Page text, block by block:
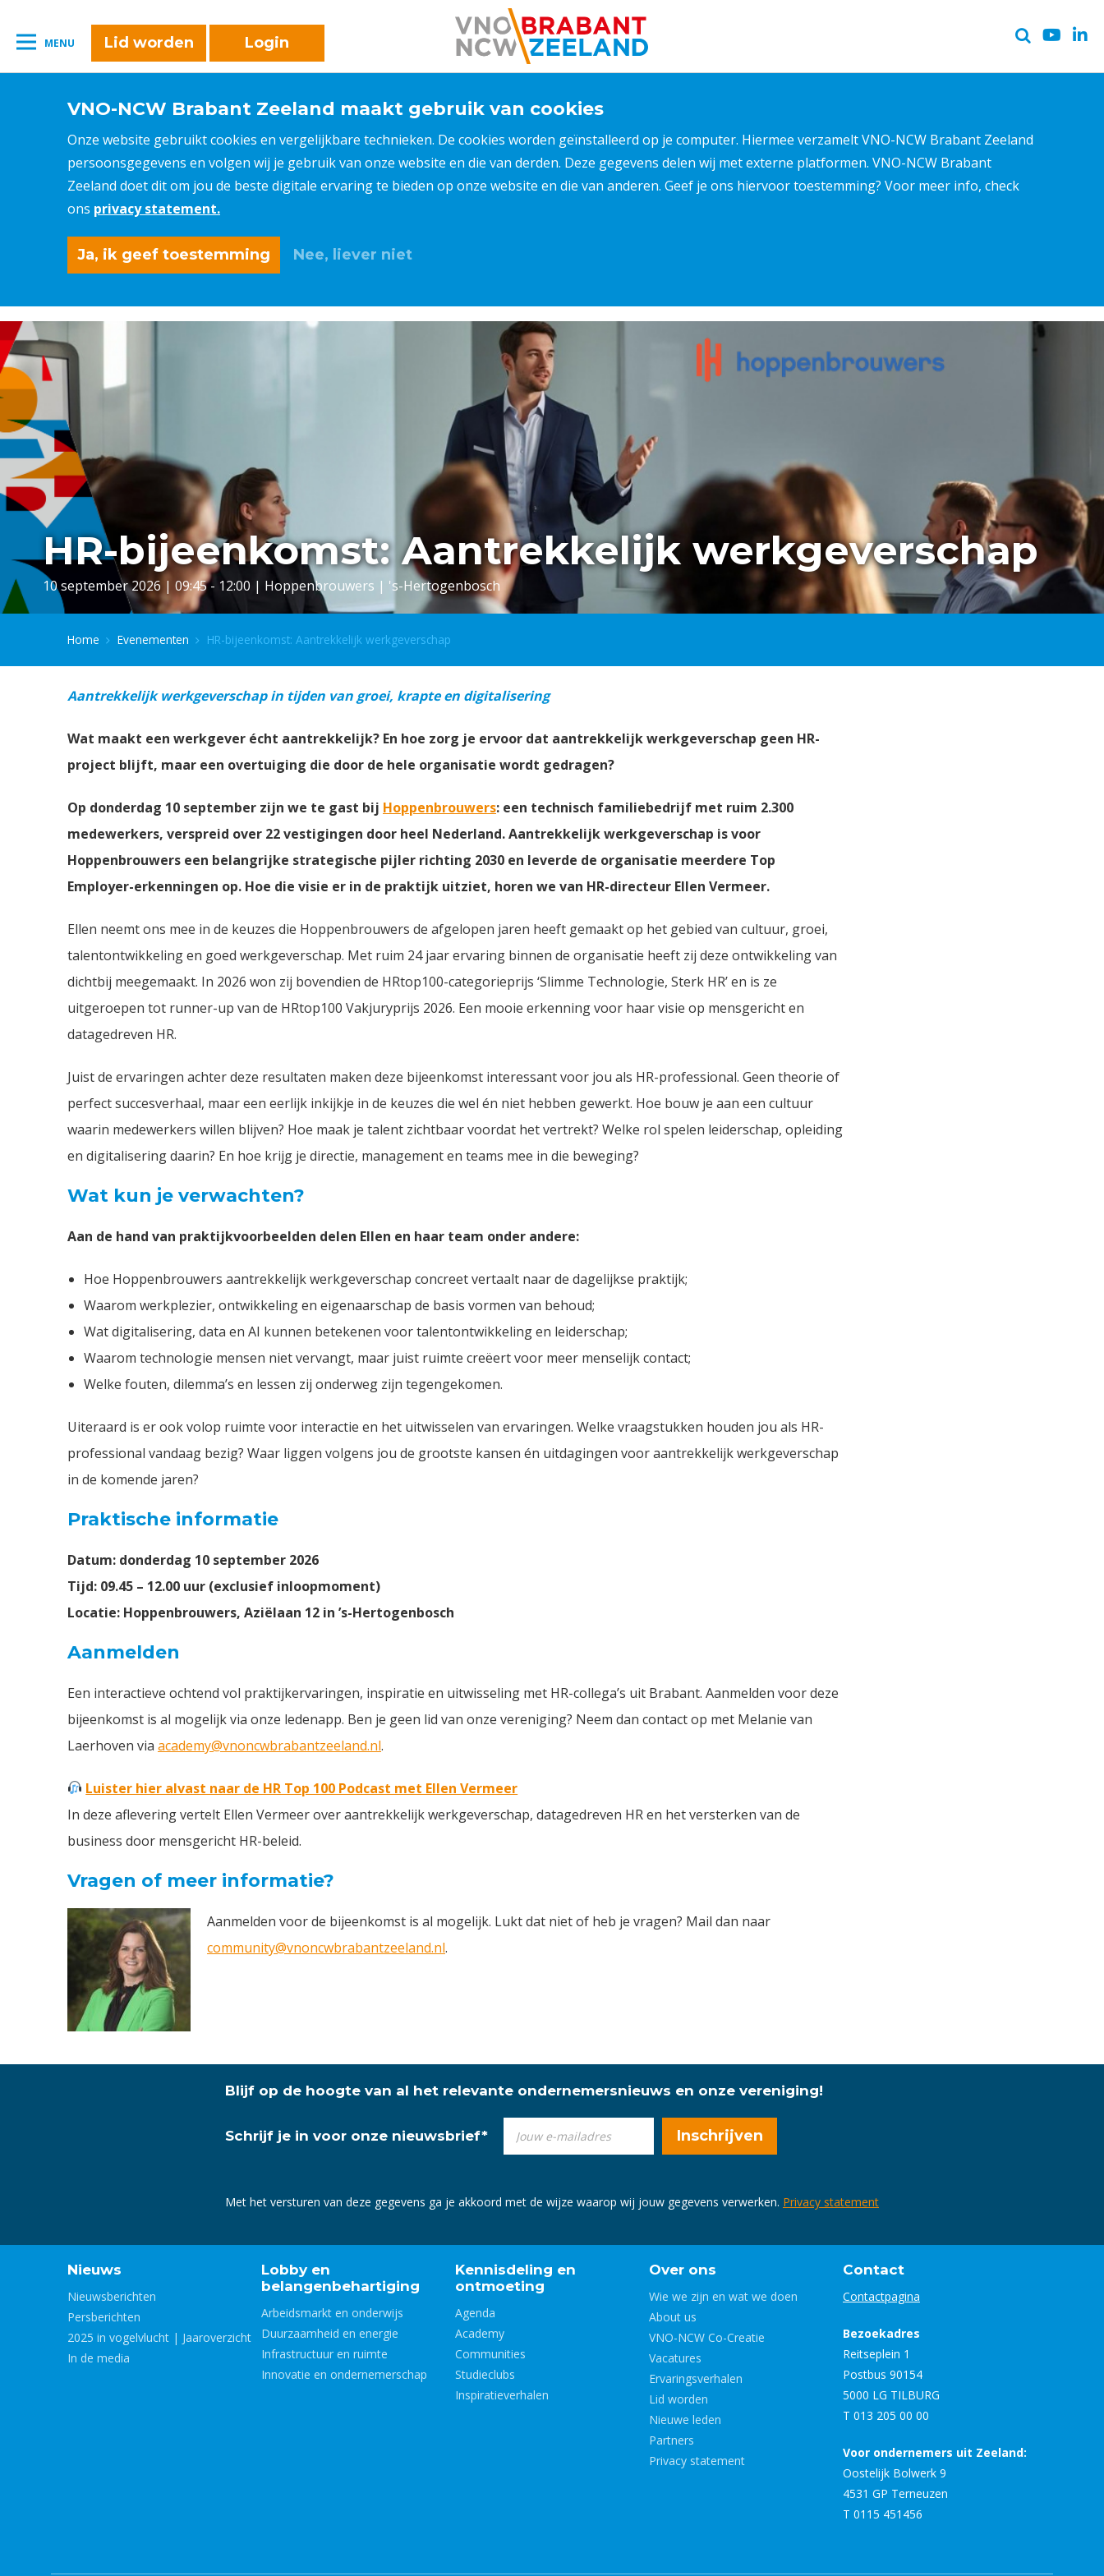
MENU Lid worden Login
VNO-NCW Brabant Zeeland maakt gebruik van cookies
Onze website gebruikt cookies en vergelijkbare technieken. De cookies worden geïnstalleerd op je computer. Hiermee verzamelt VNO-NCW Brabant Zeeland
persoonsgegevens en volgen wij je gebruik van onze website en die van derden. Deze gegevens delen wij met externe platformen. VNO-NCW Brabant
Zeeland doet dit om jou de beste digitale ervaring te bieden op onze website en die van anderen. Geef je ons hiervoor toestemming? Voor meer info, check
ons privacy statement.
Ja, ik geef toestemming Nee, liever niet
HR-bijeenkomst: Aantrekkelijk werkgeverschap
10 september 2026 | 09:45 - 12:00 | Hoppenbrouwers | 's-Hertogenbosch
Home Evenementen HR-bijeenkomst: Aantrekkelijk werkgeverschap
Aantrekkelijk werkgeverschap in tijden van groei, krapte en digitalisering
Wat maakt een werkgever écht aantrekkelijk? En hoe zorg je ervoor dat aantrekkelijk werkgeverschap geen HR-
project blijft, maar een overtuiging die door de hele organisatie wordt gedragen?
Op donderdag 10 september zijn we te gast bij Hoppenbrouwers: een technisch familiebedrijf met ruim 2.300
medewerkers, verspreid over 22 vestigingen door heel Nederland. Aantrekkelijk werkgeverschap is voor
Hoppenbrouwers een belangrijke strategische pijler richting 2030 en leverde de organisatie meerdere Top
Employer-erkenningen op. Hoe die visie er in de praktijk uitziet, horen we van HR-directeur Ellen Vermeer.
Ellen neemt ons mee in de keuzes die Hoppenbrouwers de afgelopen jaren heeft gemaakt op het gebied van cultuur, groei,
talentontwikkeling en goed werkgeverschap. Met ruim 24 jaar ervaring binnen de organisatie heeft zij deze ontwikkeling van
dichtbij meegemaakt. In 2026 won zij bovendien de HRtop100-categorieprijs ‘Slimme Technologie, Sterk HR’ en is ze
uitgeroepen tot runner-up van de HRtop100 Vakjuryprijs 2026. Een mooie erkenning voor haar visie op mensgericht en
datagedreven HR.
Juist de ervaringen achter deze resultaten maken deze bijeenkomst interessant voor jou als HR-professional. Geen theorie of
perfect succesverhaal, maar een eerlijk inkijkje in de keuzes die wel én niet hebben gewerkt. Hoe bouw je aan een cultuur
waarin medewerkers willen blijven? Hoe maak je talent zichtbaar voordat het vertrekt? Welke rol spelen leiderschap, opleiding
en digitalisering daarin? En hoe krijg je directie, management en teams mee in die beweging?
Wat kun je verwachten?
Aan de hand van praktijkvoorbeelden delen Ellen en haar team onder andere:
Hoe Hoppenbrouwers aantrekkelijk werkgeverschap concreet vertaalt naar de dagelijkse praktijk;
Waarom werkplezier, ontwikkeling en eigenaarschap de basis vormen van behoud;
Wat digitalisering, data en AI kunnen betekenen voor talentontwikkeling en leiderschap;
Waarom technologie mensen niet vervangt, maar juist ruimte creëert voor meer menselijk contact;
Welke fouten, dilemma’s en lessen zij onderweg zijn tegengekomen.
Uiteraard is er ook volop ruimte voor interactie en het uitwisselen van ervaringen. Welke vraagstukken houden jou als HR-
professional vandaag bezig? Waar liggen volgens jou de grootste kansen én uitdagingen voor aantrekkelijk werkgeverschap
in de komende jaren?
Praktische informatie
Datum: donderdag 10 september 2026
Tijd: 09.45 – 12.00 uur (exclusief inloopmoment)
Locatie: Hoppenbrouwers, Aziëlaan 12 in ’s-Hertogenbosch
Aanmelden
Een interactieve ochtend vol praktijkervaringen, inspiratie en uitwisseling met HR-collega’s uit Brabant. Aanmelden voor deze
bijeenkomst is al mogelijk via onze ledenapp. Ben je geen lid van onze vereniging? Neem dan contact op met Melanie van
Laerhoven via academy@vnoncwbrabantzeeland.nl.
Luister hier alvast naar de HR Top 100 Podcast met Ellen Vermeer
In deze aflevering vertelt Ellen Vermeer over aantrekkelijk werkgeverschap, datagedreven HR en het versterken van de
business door mensgericht HR-beleid.
Vragen of meer informatie?
Aanmelden voor de bijeenkomst is al mogelijk. Lukt dat niet of heb je vragen? Mail dan naar
community@vnoncwbrabantzeeland.nl.
Blijf op de hoogte van al het relevante ondernemersnieuws en onze vereniging!
Schrijf je in voor onze nieuwsbrief*
Met het versturen van deze gegevens ga je akkoord met de wijze waarop wij jouw gegevens verwerken. Privacy statement
Nieuws
Nieuwsberichten
Persberichten
2025 in vogelvlucht | Jaaroverzicht
In de media
Lobby en
belangenbehartiging
Arbeidsmarkt en onderwijs
Duurzaamheid en energie
Infrastructuur en ruimte
Innovatie en ondernemerschap
Kennisdeling en
ontmoeting
Agenda
Academy
Communities
Studieclubs
Inspiratieverhalen
Over ons
Wie we zijn en wat we doen
About us
VNO-NCW Co-Creatie
Vacatures
Ervaringsverhalen
Lid worden
Nieuwe leden
Partners
Privacy statement
Contact
Contactpagina
Bezoekadres
Reitseplein 1
Postbus 90154
5000 LG TILBURG
T 013 205 00 00
Voor ondernemers uit Zeeland:
Oostelijk Bolwerk 9
4531 GP Terneuzen
T 0115 451456